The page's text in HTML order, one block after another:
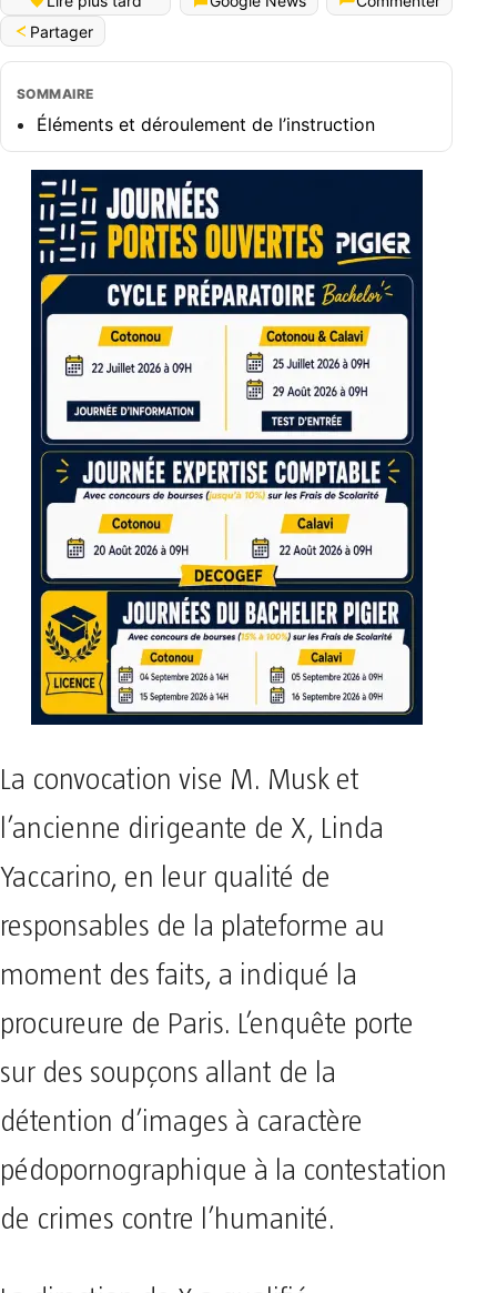
Partager
SOMMAIRE
Éléments et déroulement de l’instruction
La convocation vise M. Musk et
l’ancienne dirigeante de X, Linda
Yaccarino, en leur qualité de
responsables de la plateforme au
moment des faits, a indiqué la
procureure de Paris. L’enquête porte
sur des soupçons allant de la
détention d’images à caractère
pédopornographique à la contestation
de crimes contre l’humanité.